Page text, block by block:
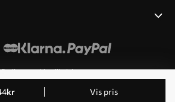
kr Vis pris
Rediger cookie-tilladelser
. Alle rettigheder forbeholdes. Drives